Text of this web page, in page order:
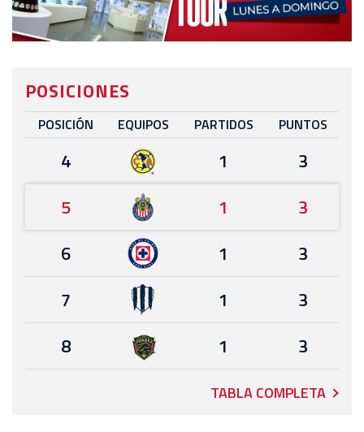
POSICIONES
POSICIÓN EQUIPOS PARTIDOS PUNTOS
4 1
3
5
1
3
6
1
3
7
1
3
8
1 3
TABLA COMPLETA